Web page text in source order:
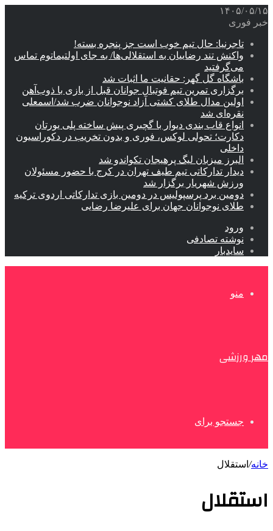
۱۴۰۵/۰۵/۱۵
خبر فوری
تاجرنیا: حال تیم خوب است جز پنجره بسته!
واکنش تند رضاییان به استقلالی‌ها/ به جای اولتیماتوم تماس
می‌گرفتید
باشگاه گل گهر: حقانیت ما اثبات شد
برگزاری تمرین تیم فوتبال جوانان قبل از بازی با ذوب‌آهن
اولین مدال طلای کشتی آزاد نوجوانان ضرب شد/اسمعلی
نقره‌ای شد
انواع قاب بندی دیوار با گچبری پیش ساخته پلی یورتان
دکارت؛ تحولی لوکس، فوری و بدون تخریب در دکوراسیون
داخلی
البرز میزبان لیگ پرهیجان تکواندو شد
دیدار تدارکاتی تیم طیف تهران در کرج با حضور مسئولان
ورزش شهریار برگزار شد
دومین برد پرسپولیس در دومین بازی تدارکاتی اردوی ترکیه
طلای نوجوانان جهان برای علیرضا رضایی
ورود
نوشته تصادفی
سایدبار
منو
مهر ورزشی
جستجو برای
خانه/ استقلال
استقلال